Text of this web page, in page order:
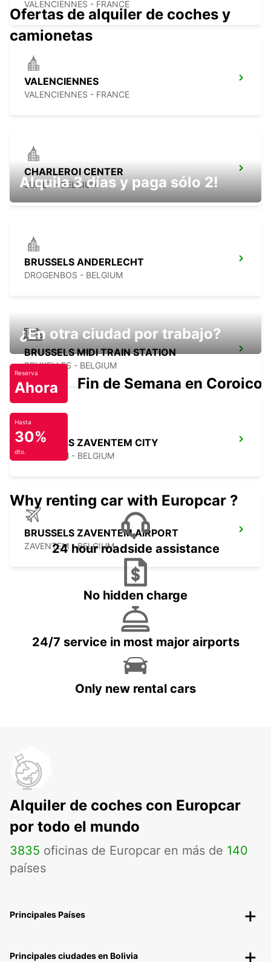
VALENCIENNES - FRANCE
VALENCIENNES
VALENCIENNES - FRANCE
CHARLEROI CENTER
JUMET - BELGIUM
BRUSSELS ANDERLECHT
DROGENBOS - BELGIUM
BRUSSELS MIDI TRAIN STATION
BRUXELLES - BELGIUM
BRUSSELS ZAVENTEM CITY
ZAVENTEM - BELGIUM
BRUSSELS ZAVENTEM AIRPORT
ZAVENTEM - BELGIUM
Ofertas de alquiler de coches y
camionetas
Alquila 3 días y paga sólo 2!
¿En otra ciudad por trabajo?
Reserva
Ahora Fin de Semana en Coroico.
Hasta
30%
dto.
Why renting car with Europcar ?
24 hour roadside assistance
No hidden charge
24/7 service in most major airports
Only new rental cars
Alquiler de coches con Europcar
por todo el mundo
3835 oficinas de Europcar en más de 140
países
Principales Países
Principales ciudades en Bolivia